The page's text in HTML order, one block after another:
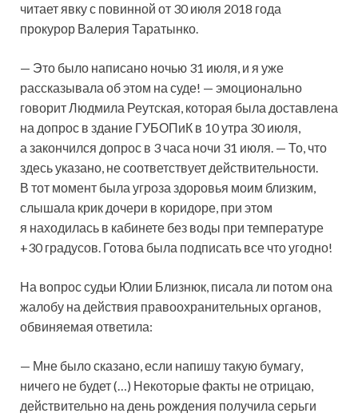
читает явку с повинной от 30 июля 2018 года
прокурор Валерия Таратынко.
— Это было написано ночью 31 июля, и я уже
рассказывала об этом на суде! — эмоционально
говорит Людмила Реутская, которая была доставлена
на допрос в здание ГУБОПиК в 10 утра 30 июля,
а закончился допрос в 3 часа ночи 31 июля. — То, что
здесь указано, не соответствует действительности.
В тот момент была угроза здоровья моим близким,
слышала крик дочери в коридоре, при этом
я находилась в кабинете без воды при температуре
+30 градусов. Готова была подписать все что угодно!
На вопрос судьи Юлии Близнюк, писала ли потом она
жалобу на действия правоохранительных органов,
обвиняемая ответила:
— Мне было сказано, если напишу такую бумагу,
ничего не будет (…) Некоторые факты не отрицаю,
действительно на день рождения получила серьги